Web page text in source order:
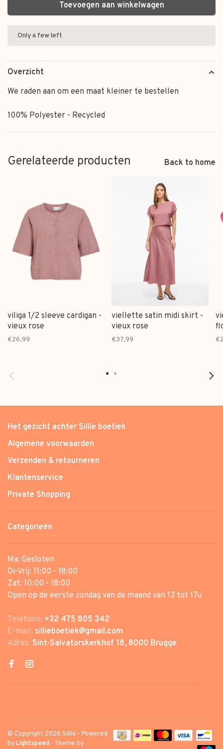
Toevoegen aan winkelwagen
Only a few left
Overzicht
We raden aan om een maat kleiner te bestellen
100% Polyester - Recycled
Gerelateerde producten Back to home
viliga 1/2 sleeve cardigan -
vieux rose
€26,99
viellette satin midi skirt -
vieux rose
€37,99
Het gezicht achter Sillie boetiek
Algemene voorwaarden
Verzenden & retourneren
Klantenservice
Private Shopping
Categorieën
Ma: Gesloten
Di-Vrij: 11:00 - 18:00
Zat: 10:00 - 18:00
Open op de eerste zondag van de maand van 13 tot 17u
Telefoon: +32 475 805 342
E-mail: sillieboetiek@gmail.com
Adres: Sint-Salvatorskerkhof 18, 8000 Brugge
© Copyright 2026 Sillie - Powered
byLightspeed - Theme by